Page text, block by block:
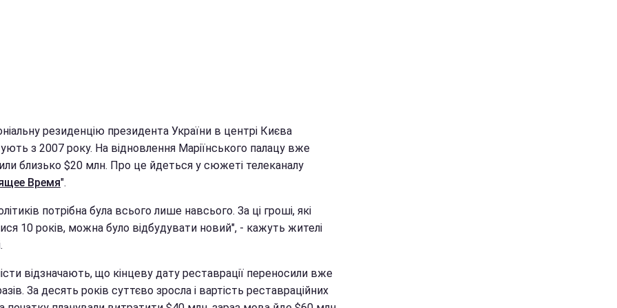
резиденцію президента України в центрі Києва
з 2007 року. На відновлення Маріїнського палацу вже
близько $20 млн. Про це йдеться у сюжеті телеканалу
Время".
потрібна була всього лише навсього. За ці гроші, які
10 років, можна було відбудувати новий", - кажуть жителі
відзначають, що кінцеву дату реставрації переносили вже
За десять років суттєво зросла і вартість реставраційних